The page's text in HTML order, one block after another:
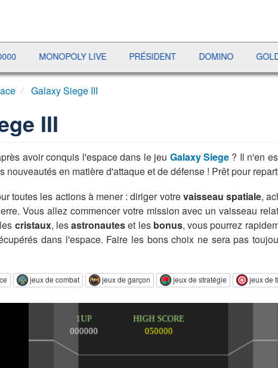
MONOPOLY LIVE PRÉSIDENT DOMINO GOLD MINE
Galaxy Siege III
III
avoir conquis l'espace dans le jeu Galaxy Siege ? Il n'en
nouveautés en matière d'attaque et de défense ! Prêt pour
toutes les actions à mener : diriger votrevaisseau spatiale,
Vous allez commencer votre mission avec un vaisseau
cristaux, lesastronauteset les bonus, vous pourrez
dans l'espace. Faire les bons choix ne sera pas
jeux de combat jeux de garçon jeux de stratégie jeux de